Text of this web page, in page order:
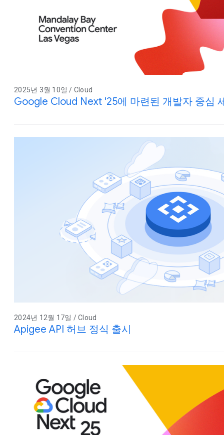
2025년 3월 10일 / Cloud
Google Cloud Next '25에 마련된 개발자 중심
2024년 12월 17일 / Cloud
Apigee API 허브 정식 출시